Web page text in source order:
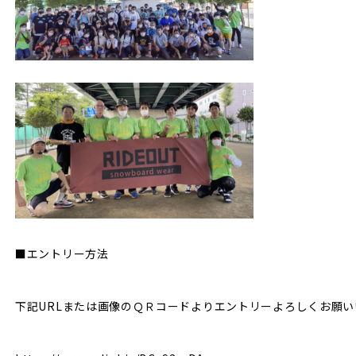
■エントリー方法
下記URLまたは画像のＱＲコードよりエントリーよろしくお願い